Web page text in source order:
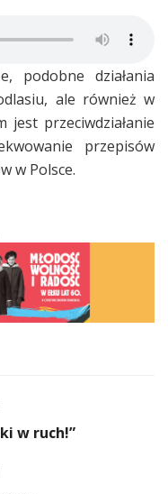
podobne działania
ale również w
jest przeciwdziałanie
przepisów
w Polsce.
w ruch!”